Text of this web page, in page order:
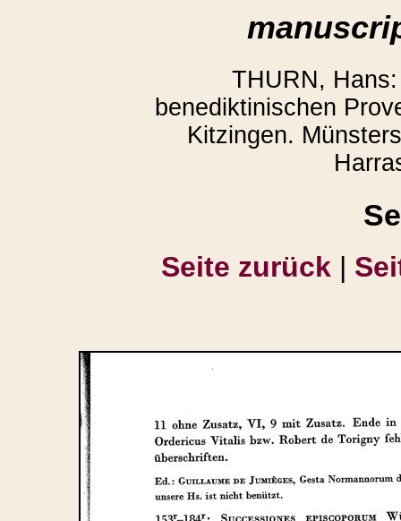
THURN,
benediktinischen
Kitzingen.
Seite zurück |